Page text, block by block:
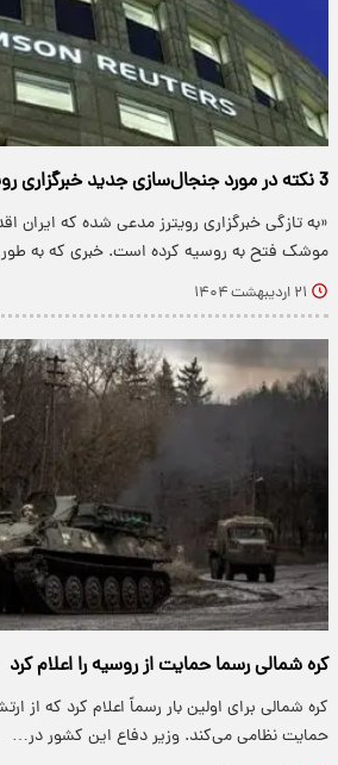
3 نکته در مورد جنجال‌سازی جدید خبرگزاری رویترز علیه ایران
«به تازگی خبرگزاری رویترز مدعی شده که ایران
موشک فتح به روسیه کرده است. خبری که به
۲۱ اردیبهشت ۱۴۰۴
کره شمالی رسما حمایت از روسیه را اعلام کرد
کره شمالی برای اولین بار رسماً اعلام کرد که از
حمایت نظامی می‌کند. وزیر دفاع این کشور در…